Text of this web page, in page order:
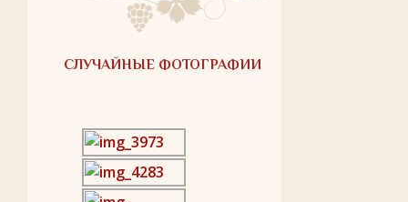
СЛУЧАЙНЫЕ ФОТОГРАФИИ